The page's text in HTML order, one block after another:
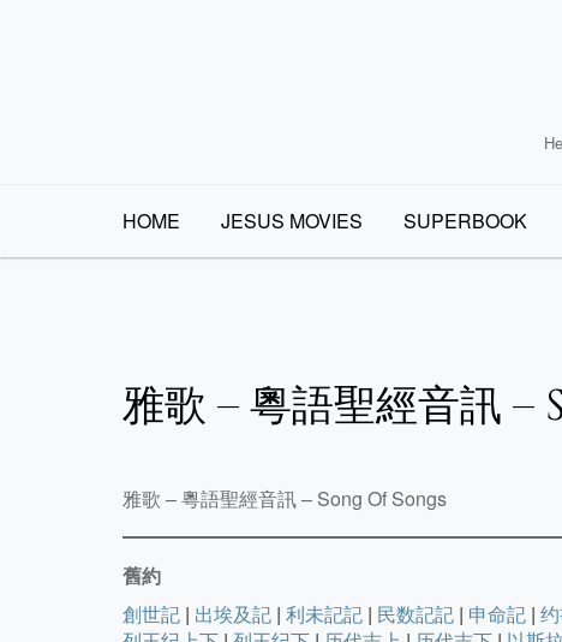
HOME JESUS MOVIES SUPERBOOK
雅歌 – 粵語聖經音訊
雅歌 – 粵語聖經音訊 – Song Of Songs
舊約
創世記 | 出埃及記 | 利未記記 | 民数記記 | 申命記 |